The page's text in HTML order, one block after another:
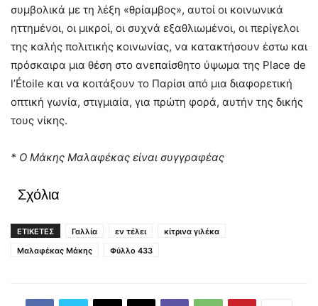
συμβολικά με τη λέξη «θρίαμβος», αυτοί οι κοινωνικά
ηττημένοι, οι μικροί, οι συχνά εξαθλιωμένοι, οι περίγελοι
της καλής πολιτικής κοινωνίας, να κατακτήσουν έστω και
πρόσκαιρα μια θέση στο ανεπαίσθητο ύψωμα της Place de
l’Étoile και να κοιτάξουν το Παρίσι από μια διαφορετική
οπτική γωνία, στιγμιαία, για πρώτη φορά, αυτήν της δικής
τους νίκης.
* Ο Μάκης Μαλαφέκας είναι συγγραφέας
Σχόλια
ΕΤΙΚΕΤΕΣ Γαλλία εν τέλει
κίτρινα γιλέκα
Μαλαφέκας Μάκης
Φύλλο 433